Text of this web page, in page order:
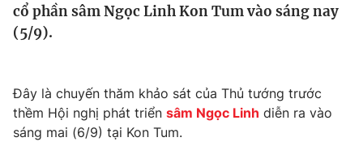
Thế giới
Thế giới đó đây
Câu chuyện quốc tế
Tài chính
Thị trường
Dữ liệu và đời sống
cổ phần sâm Ngọc Linh Kon Tum vào sáng nay
(5/9).
Đây là chuyến thăm khảo sát của Thủ tướng trước
thềm Hội nghị phát triển sâm Ngọc Linh diễn ra vào
sáng mai (6/9) tại Kon Tum.